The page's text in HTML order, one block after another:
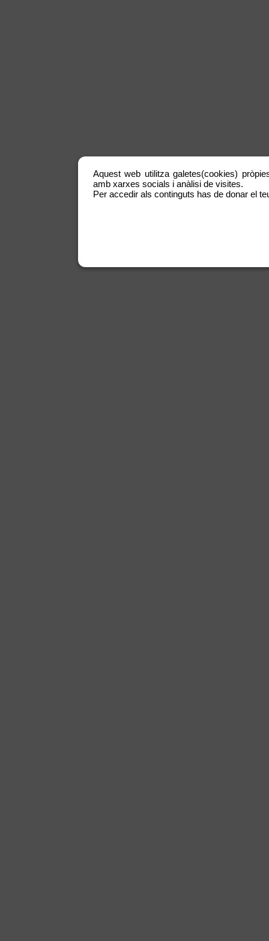
Aquest web utilitza galetes(cookies)
amb xarxes socials i anàlisi de visites.
Per accedir als continguts has de donar el